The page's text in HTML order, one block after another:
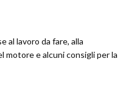
al lavoro da fare, alla
motore e alcuni consigli per la